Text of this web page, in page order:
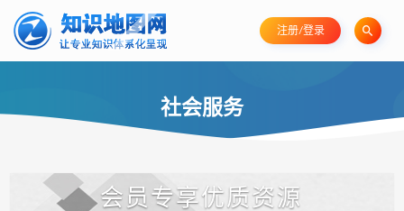
注册/登录
社会服务
会员专享优质资源